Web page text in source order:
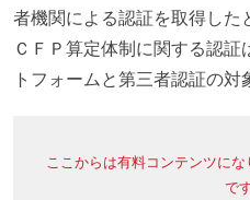
者機関による認証を取得した
ＣＦＰ算定体制に関する認
トフォームと第三者認証の対
ここからは有料コンテンツに
で